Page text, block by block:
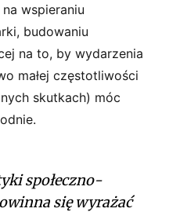
wspieraniu
budowaniu
na to, by wydarzenia
małej częstotliwości
skutkach) móc
społeczno­
się wyrażać